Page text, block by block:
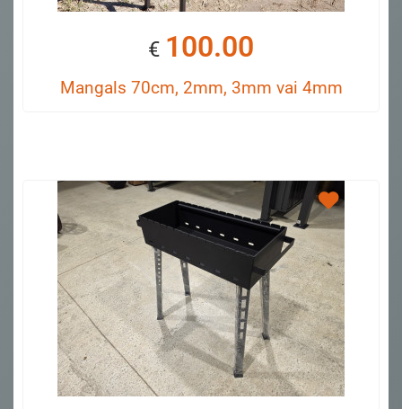
€ 100.00
Mangals 70cm, 2mm, 3mm vai 4mm